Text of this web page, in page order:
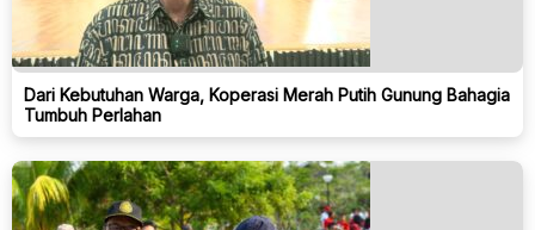
Dari Kebutuhan Warga, Koperasi Merah Putih Gunung Bahagia
Tumbuh Perlahan